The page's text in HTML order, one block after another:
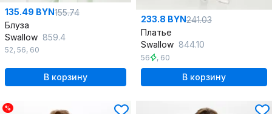
135.49 BYN155.74
Блуза
Swallow 859.4
52, 56, 60
В корзину
233.8 BYN241.03
Платье
Swallow 844.10
56 , 60
В корзину
%